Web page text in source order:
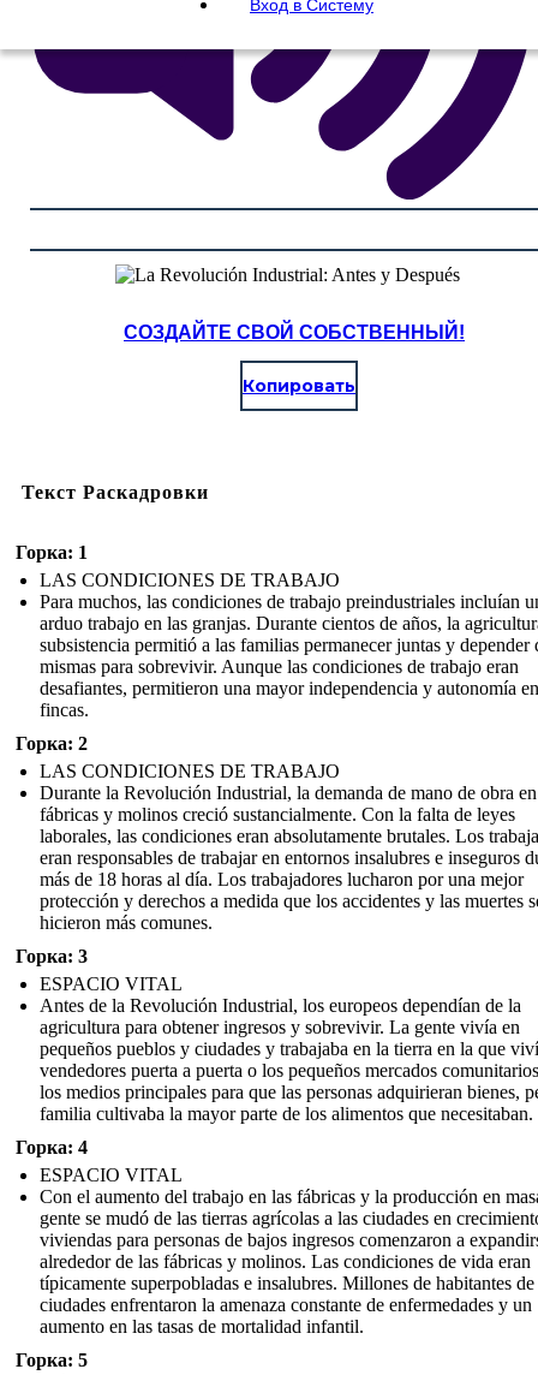
Вход в Систему
СОЗДАЙТЕ СВОЙ СОБСТВЕННЫЙ!
Копировать
Текст Раскадровки
Горка: 1
LAS CONDICIONES DE TRABAJO
Para muchos, las condiciones de trabajo preindustriales incluían
arduo trabajo en las granjas. Durante cientos de años, la
subsistencia permitió a las familias permanecer juntas y depender
mismas para sobrevivir. Aunque las condiciones de trabajo eran
desafiantes, permitieron una mayor independencia y autonomía
fincas.
Горка: 2
LAS CONDICIONES DE TRABAJO
Durante la Revolución Industrial, la demanda de mano de obra en
fábricas y molinos creció sustancialmente. Con la falta de leyes
laborales, las condiciones eran absolutamente brutales. Los
eran responsables de trabajar en entornos insalubres e inseguros
más de 18 horas al día. Los trabajadores lucharon por una mejor
protección y derechos a medida que los accidentes y las muertes
hicieron más comunes.
Горка: 3
ESPACIO VITAL
Antes de la Revolución Industrial, los europeos dependían de la
agricultura para obtener ingresos y sobrevivir. La gente vivía en
pequeños pueblos y ciudades y trabajaba en la tierra en la que
vendedores puerta a puerta o los pequeños mercados
los medios principales para que las personas adquirieran bienes,
familia cultivaba la mayor parte de los alimentos que necesitaban.
Горка: 4
ESPACIO VITAL
Con el aumento del trabajo en las fábricas y la producción en
gente se mudó de las tierras agrícolas a las ciudades en
viviendas para personas de bajos ingresos comenzaron a
alrededor de las fábricas y molinos. Las condiciones de vida eran
típicamente superpobladas e insalubres. Millones de habitantes de
ciudades enfrentaron la amenaza constante de enfermedades y un
aumento en las tasas de mortalidad infantil.
Горка: 5